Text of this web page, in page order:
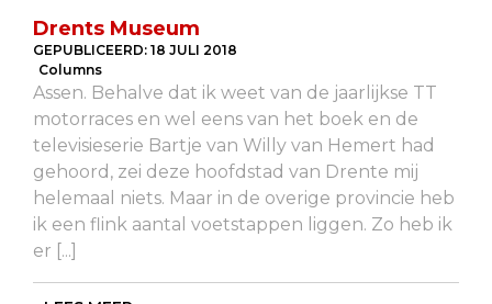
Drents Museum
GEPUBLICEERD: 18 JULI 2018
Columns
Assen. Behalve dat ik weet van de jaarlijkse TT
motorraces en wel eens van het boek en de
televisieserie Bartje van Willy van Hemert had
gehoord, zei deze hoofdstad van Drente mij
helemaal niets. Maar in de overige provincie heb
ik een flink aantal voetstappen liggen. Zo heb ik
er [...]